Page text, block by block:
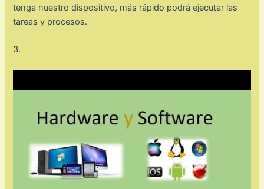
tenga nuestro dispositivo, más rápido podrá ejecutar las
tareas y procesos.
3.